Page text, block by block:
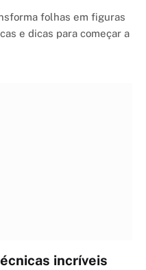
folhas em figuras
e dicas para começar a
incríveis